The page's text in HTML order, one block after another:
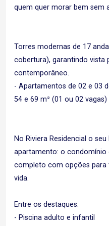
quem quer morar bem sem
Torres modernas de 17
cobertura), garantindo vista
contemporâneo.
- Apartamentos de 02 e 03
54 e 69 m² (01 ou 02 vagas)
No Riviera Residencial o
apartamento: o
completo com opções para
vida.
Entre os destaques:
- Piscina adulto e infantil